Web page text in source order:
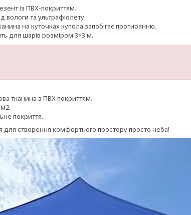
із ПВХ-покриттям.
вологи та ультрафіолету.
на куточках купола запобігає протиранню.
для шарів розміром 3×3 м.
тканина з ПВХ покриттям.
покриття.
створення комфортного простору просто неба!